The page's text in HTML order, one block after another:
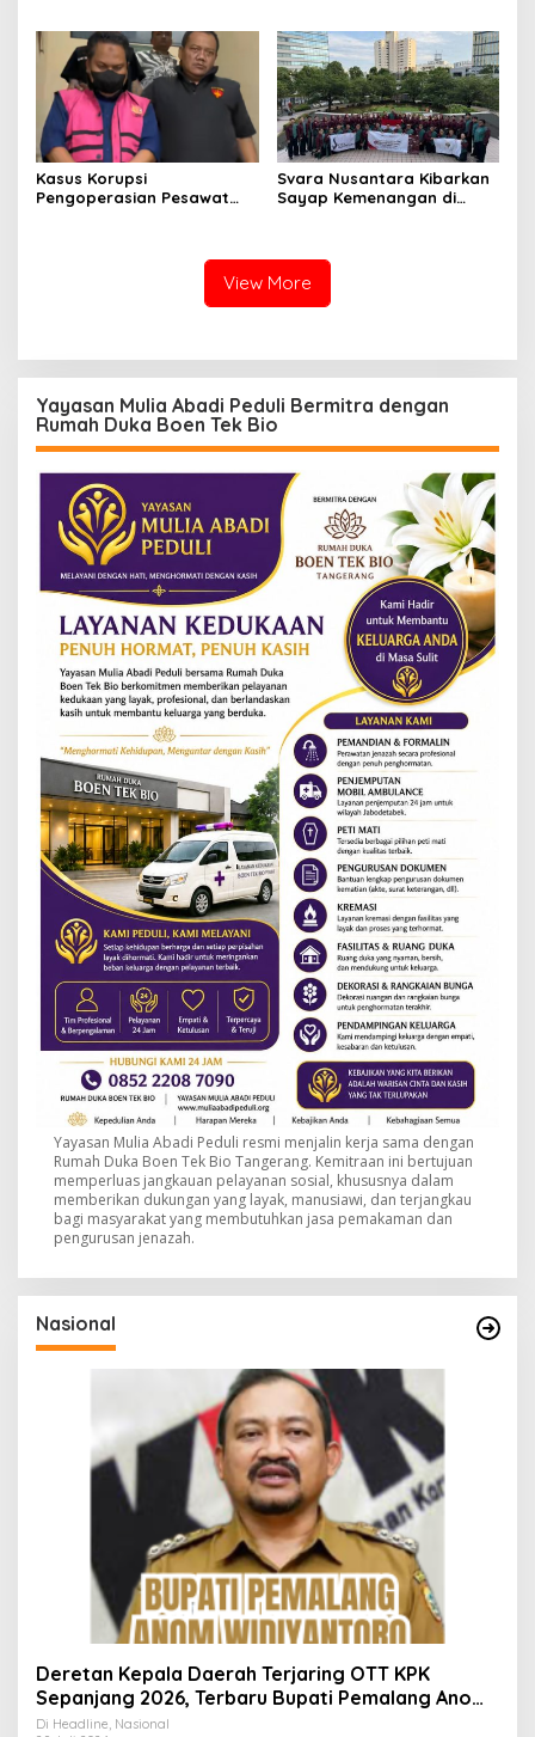
23
Sentuhan Kemanusiaan dan
Keberlanjutan
Kasus Korupsi
Pengoperasian Pesawat
Svara Nusantara Kibarkan
Sayap Kemenangan di
View More
Yayasan Mulia Abadi Peduli Bermitra dengan
Rumah Duka Boen Tek Bio
Yayasan Mulia Abadi Peduli resmi menjalin kerja sama dengan
Rumah Duka Boen Tek Bio Tangerang. Kemitraan ini bertujuan
memperluas jangkauan pelayanan sosial, khususnya dalam
memberikan dukungan yang layak, manusiawi, dan terjangkau
bagi masyarakat yang membutuhkan jasa pemakaman dan
pengurusan jenazah.
Nasional
Deretan Kepala Daerah Terjaring OTT KPK
Sepanjang 2026, Terbaru Bupati Pemalang Anom
Widiyantoro
Di Headline, Nasional